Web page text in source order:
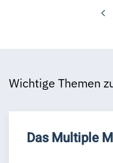
Wichtige Themen
Das Multiple